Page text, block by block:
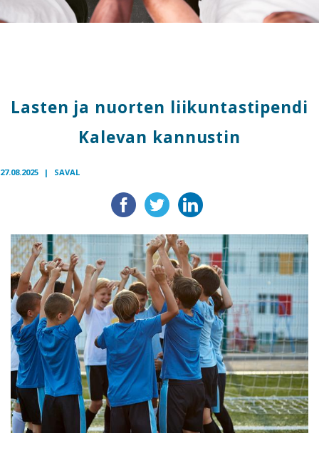
Lasten ja nuorten liikuntastipendi
Kalevan kannustin
27.08.2025 | SAVAL